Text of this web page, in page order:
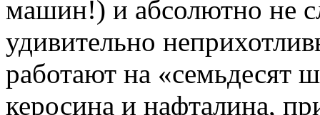
машин!) и абсолютно не
удивительно
работают на «семьдесят
керосина и нафталина,